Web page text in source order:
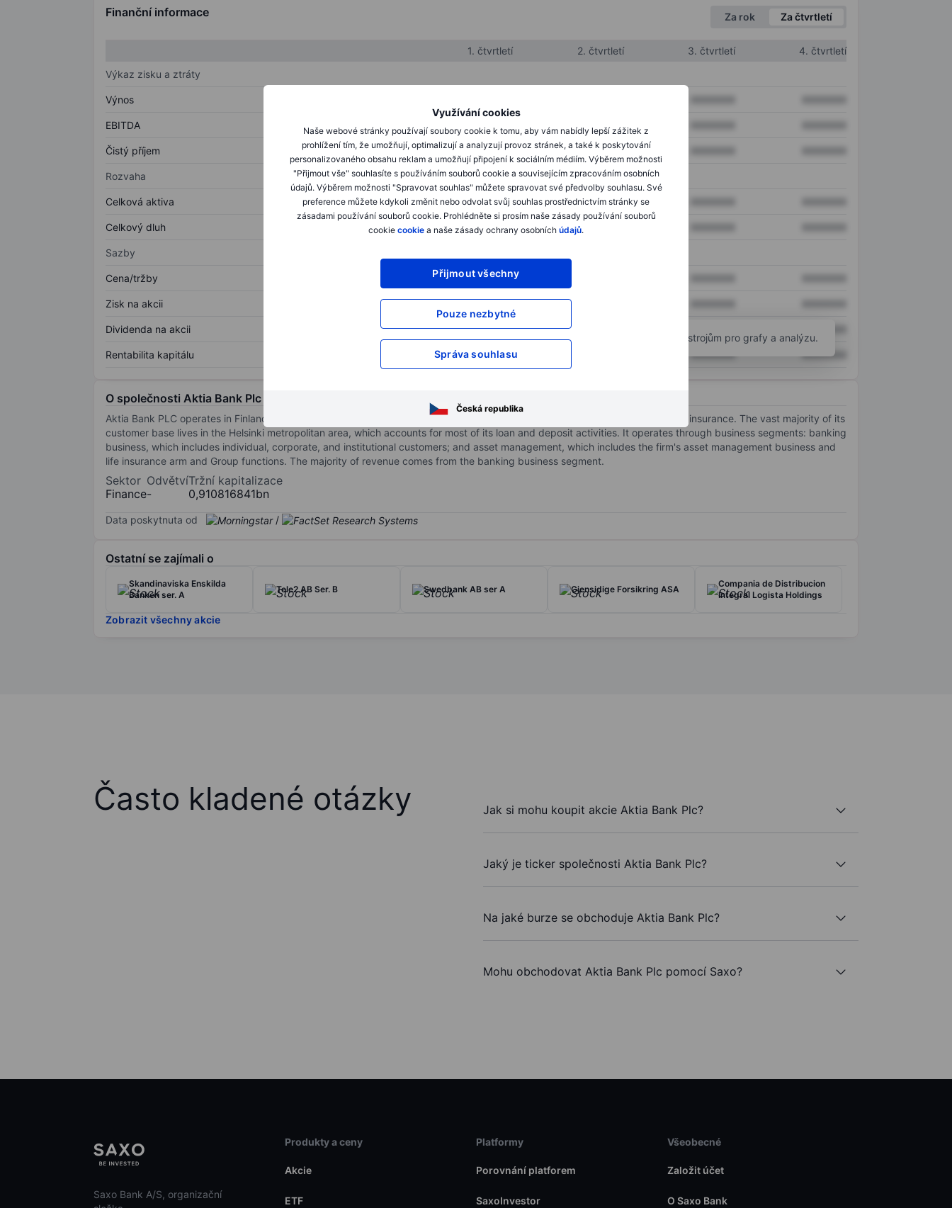
Využívání cookies
Naše webové stránky používají soubory cookie k tomu, aby vám nabídly lepší zážitek z
prohlížení tím, že umožňují, optimalizují a analyzují provoz stránek, a také k poskytování
personalizovaného obsahu reklam a umožňují připojení k sociálním médiím. Výběrem možnosti
"Přijmout vše" souhlasíte s používáním souborů cookie a souvisejícím zpracováním osobních
údajů. Výběrem možnosti "Spravovat souhlas" můžete spravovat své předvolby souhlasu. Své
preference můžete kdykoli změnit nebo odvolat svůj souhlas prostřednictvím stránky se
zásadami používání souborů cookie. Prohlédněte si prosím naše zásady používání souborů
cookie cookie a naše zásady ochrany osobních údajů.
Přijmout všechny
Pouze nezbytné
Správa souhlasu
Česká republika
Finanční informace Za rok Za čtvrtletí
1. čtvrtletí 2. čtvrtletí 3. čtvrtletí
4. čtvrtletí
Výkaz zisku a ztráty
Výnos
EBITDA XXXXXXX XXXXXXX
Čistý příjem XXXXXXX XXXXXXX
Rozvaha
Celková aktiva XXXXXXX XXXXXXX
Celkový dluh XXXXXXX XXXXXXX
Sazby
Cena/tržby XXXXXXX
Zisk na akcii XXXXXXX
Dividenda na akcii XXXXXXX
Rentabilita kapitálu XXXXXXX XXXXXXX XXXXXXX
Otevřete si účeta získejte přístup k pokročilým nástrojům pro grafy a analýzu.
O společnosti Aktia Bank Plc
Aktia Bank PLC operates in Finland and offers a broad range of financial services, including banking, asset management, and insurance. The vast majority of its
customer base lives in the Helsinki metropolitan area, which accounts for most of its loan and deposit activities. It operates through business segments: banking
business, which includes individual, corporate, and institutional customers; and asset management, which includes the firm's asset management business and
life insurance arm and Group functions. The majority of revenue comes from the banking business segment.
Sektor
Finance
Odvětví
-
Tržní kapitalizace
0,910816841bn
Data poskytnuta od /
Ostatní se zajímali o
Skandinaviska Enskilda
Banken ser. A
Tele2 AB Ser. B Swedbank AB ser A Gjensidige Forsikring ASA
Compania de Distribucion
Integral Logista Holdings
Zobrazit všechny akcie
Často kladené otázky Jak si mohu koupit akcie Aktia Bank Plc?
Jaký je ticker společnosti Aktia Bank Plc?
Na jaké burze se obchoduje Aktia Bank Plc?
Mohu obchodovat Aktia Bank Plc pomocí Saxo?
Saxo Bank A/S, organizační
Produkty a ceny
Akcie
ETF
Platformy
Porovnání platforem
SaxoInvestor
Všeobecné
Založit účet
O Saxo Bank